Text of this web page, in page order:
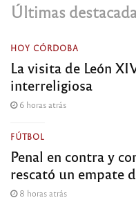
Últimas
HOY CÓRDOBA
La visita de León
interreligiosa
6 horas atrás
FÚTBOL
Penal en contra y
rescató un empate
8 horas atrás